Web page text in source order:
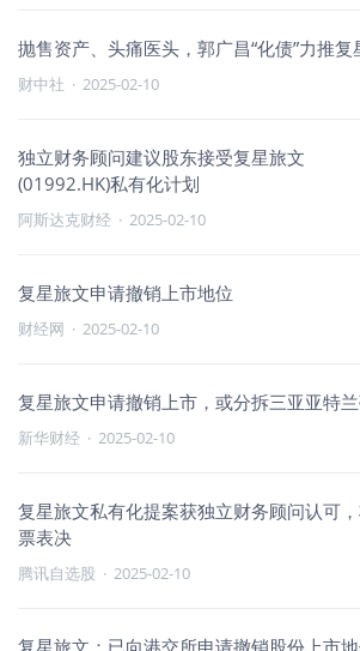
抛售资产、头痛医头，郭广昌“化债”力推
财中社 · 2025-02-10
独立财务顾问建议股东接受复星旅文
(01992.HK)私有化计划
阿斯达克财经 · 2025-02-10
复星旅文申请撤销上市地位
财经网 · 2025-02-10
复星旅文申请撤销上市，或分拆三亚亚特
新华财经 · 2025-02-10
复星旅文私有化提案获独立财务顾问认可
票表决
腾讯自选股 · 2025-02-10
复星旅文：已向港交所申请撤销股份上市